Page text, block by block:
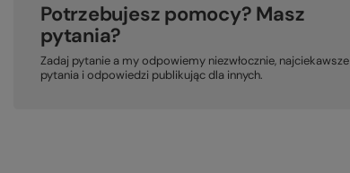
Potrzebujesz pomocy? Masz
pytania?
Zadaj pytanie a my odpowiemy niezwłocznie, najciekawsze
pytania i odpowiedzi publikując dla innych.